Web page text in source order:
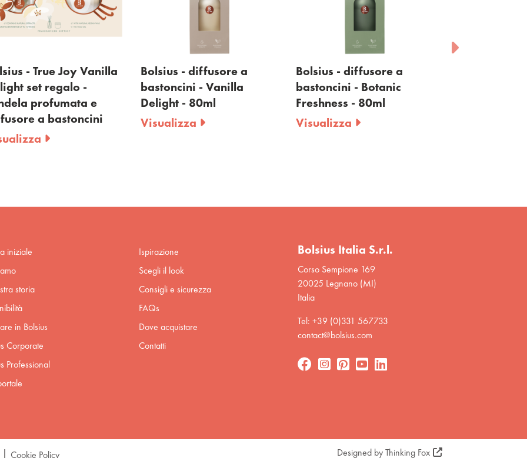
Bolsius - diffusore a
bastoncini - Vanilla
Delight - 80ml
Visualizza
Bolsius - diffusore a
bastoncini - Botanic
Freshness - 80ml
Visualizza
Bolsius - diffusore a
bastoncini - Floral
Blessings - 80ml
Visualizza
iniziale
storia
in Bolsius
Corporate
Professional
Ispirazione
Scegli il look
Consigli e sicurezza
FAQs
Dove acquistare
Contatti
Bolsius Italia S.r.l.
Corso Sempione 169
20025 Legnano (MI)
Italia
Tel: +39 (0)331 567733
contact@bolsius.com
Cookie Policy Designed byThinking Fox